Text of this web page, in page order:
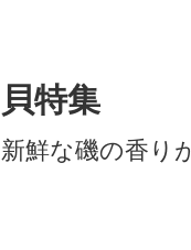
貝特集
新鮮な磯の香り